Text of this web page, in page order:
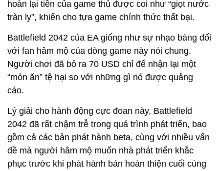
hoàn lại tiền của game thủ được coi như “giọt nước
tràn ly”, khiến cho tựa game chính thức thất bại.
Battlefield 2042 của EA giống như sự nhạo báng đối
với fan hâm mộ của dòng game này nói chung.
Người chơi đã bỏ ra 70 USD chỉ để nhận lại một
“món ăn” tệ hại so với những gì nó được quảng
cáo.
Lý giải cho hành động cực đoan này, Battlefield
2042 đã rất chậm trễ trong quá trình phát triển, bao
gồm cả các bản phát hành beta, cùng với nhiều vấn
đề mà người hâm mộ muốn nhà phát triển khắc
phục trước khi phát hành bản hoàn thiện cuối cùng